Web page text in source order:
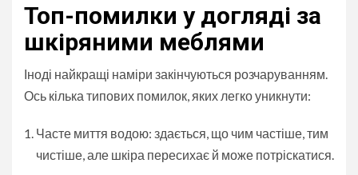
Топ-помилки у догляді за
шкіряними меблями
Іноді найкращі наміри закінчуються розчаруванням.
Ось кілька типових помилок, яких легко уникнути:
Часте миття водою: здається, що чим частіше, тим
чистіше, але шкіра пересихає й може потріскатися.